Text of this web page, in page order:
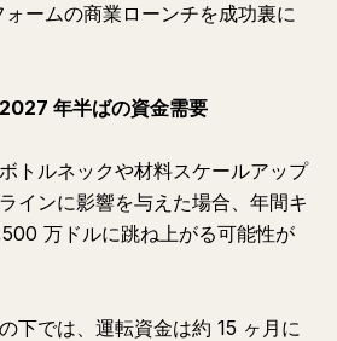
ームの商業ローンチを成功裏に
年半ばの資金需要
トルネックや材料スケールアップ
インに影響を与えた場合、年間キ
万ドルに跳ね上がる可能性が
下では、運転資金は約 15 ヶ月に